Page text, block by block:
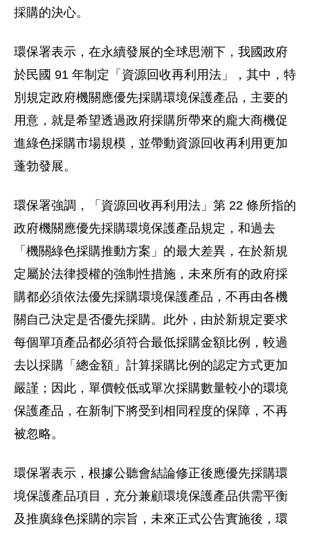
採購的決心。
環保署表示，在永續發展的全球思潮下，我國政府
於民國 91 年制定「資源回收再利用法」，其中，特
別規定政府機關應優先採購環境保護產品，主要的
用意，就是希望透過政府採購所帶來的龐大商機促
進綠色採購市場規模，並帶動資源回收再利用更加
蓬勃發展。
環保署強調，「資源回收再利用法」第 22 條所指的
政府機關應優先採購環境保護產品規定，和過去
「機關綠色採購推動方案」的最大差異，在於新規
定屬於法律授權的強制性措施，未來所有的政府採
購都必須依法優先採購環境保護產品，不再由各機
關自己決定是否優先採購。此外，由於新規定要求
每個單項產品都必須符合最低採購金額比例，較過
去以採購「總金額」計算採購比例的認定方式更加
嚴謹；因此，單價較低或單次採購數量較小的環境
保護產品，在新制下將受到相同程度的保障，不再
被忽略。
環保署表示，根據公聽會結論修正後應優先採購環
境保護產品項目，充分兼顧環境保護產品供需平衡
及推廣綠色採購的宗旨，未來正式公告實施後，環